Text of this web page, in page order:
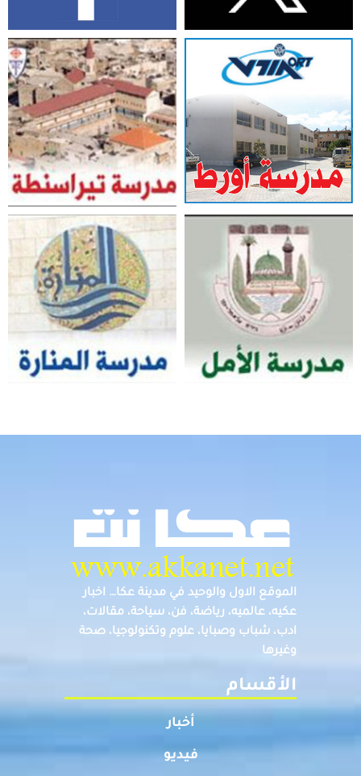
الموقع الاول والوحيد في مدينة عكا… اخبار
عكيه، عالميه، رياضة، فن، سياحة، مقالات،
ادب، شباب وصبايا، علوم وتكنولوجيا، صحة
وغيرها
الأقسام
أخبار
فيديو